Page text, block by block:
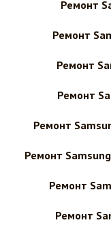
Ремонт
Ремонт
Ремонт
Ремонт
Ремонт
Ремонт
Ремонт
Ремонт